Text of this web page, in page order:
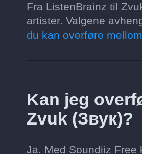
Fra ListenBrainz til
artister. Valgene
du kan overføre
Kan jeg
Zvuk (Звук)?
Ja. Med Soundiiz Free